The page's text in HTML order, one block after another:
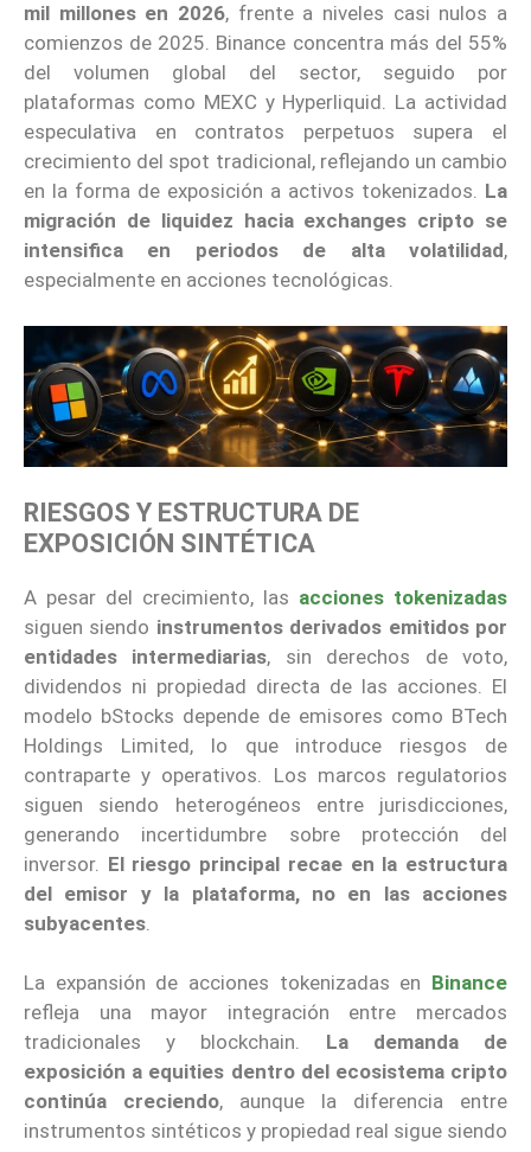
mil millones en 2026, frente a niveles casi nulos a
comienzos de 2025. Binance concentra más del 55%
del volumen global del sector, seguido por
plataformas como MEXC y Hyperliquid. La actividad
especulativa en contratos perpetuos supera el
crecimiento del spot tradicional, reflejando un cambio
en la forma de exposición a activos tokenizados. La
migración de liquidez hacia exchanges cripto se
intensifica en periodos de alta volatilidad,
especialmente en acciones tecnológicas.
RIESGOS Y ESTRUCTURA DE
EXPOSICIÓN SINTÉTICA
A pesar del crecimiento, las acciones tokenizadas
siguen siendo instrumentos derivados emitidos por
entidades intermediarias, sin derechos de voto,
dividendos ni propiedad directa de las acciones. El
modelo bStocks depende de emisores como BTech
Holdings Limited, lo que introduce riesgos de
contraparte y operativos. Los marcos regulatorios
siguen siendo heterogéneos entre jurisdicciones,
generando incertidumbre sobre protección del
inversor. El riesgo principal recae en la estructura
del emisor y la plataforma, no en las acciones
subyacentes
La expansión de acciones tokenizadas en Binance
refleja una mayor integración entre mercados
tradicionales y blockchain. La demanda de
exposición a equities dentro del ecosistema cripto
continúa creciendo, aunque la diferencia entre
instrumentos sintéticos y propiedad real sigue siendo